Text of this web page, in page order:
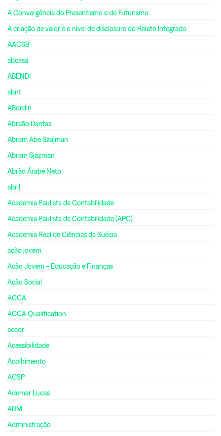
A Convergência do Presentismo e do Futurismo
A criação de valor e o nível de disclosure do Relato Integrado
AACSB
abcasa
ABENDI
abnt
ABordin
Abraão Dantas
Abram Abe Szajman
Abram Sjazman
Abrão Árabe Neto
abril
Academia Paulista de Contabilidade
Academia Paulista de Contabilidade (APC)
Academia Real de Ciências da Suécia
ação jovem
Ação Jovem – Educação e Finanças
Ação Social
ACCA
ACCA Qualification
accor
Acessibilidade
Acolhimento
ACSP
Ademar Lucas
ADM
Administração